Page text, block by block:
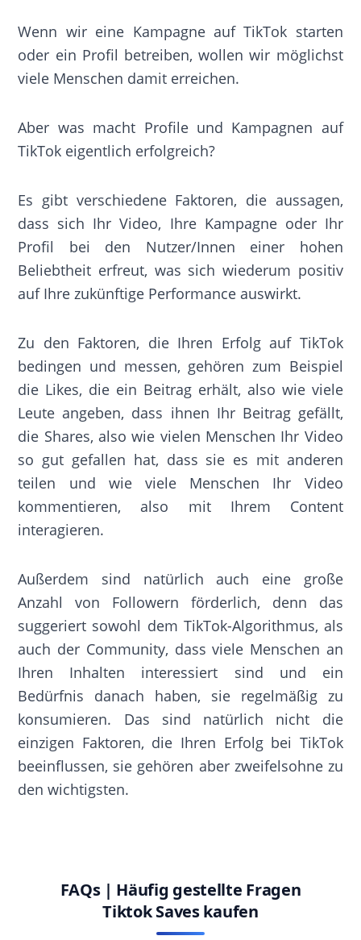
Wenn wir eine Kampagne auf TikTok starten
oder ein Profil betreiben, wollen wir möglichst
viele Menschen damit erreichen.
Aber was macht Profile und Kampagnen auf
TikTok eigentlich erfolgreich?
Es gibt verschiedene Faktoren, die aussagen,
dass sich Ihr Video, Ihre Kampagne oder Ihr
Profil bei den Nutzer/Innen einer hohen
Beliebtheit erfreut, was sich wiederum positiv
auf Ihre zukünftige Performance auswirkt.
Zu den Faktoren, die Ihren Erfolg auf TikTok
bedingen und messen, gehören zum Beispiel
die Likes, die ein Beitrag erhält, also wie viele
Leute angeben, dass ihnen Ihr Beitrag gefällt,
die Shares, also wie vielen Menschen Ihr Video
so gut gefallen hat, dass sie es mit anderen
teilen und wie viele Menschen Ihr Video
kommentieren, also mit Ihrem Content
interagieren.
Außerdem sind natürlich auch eine große
Anzahl von Followern förderlich, denn das
suggeriert sowohl dem TikTok-Algorithmus, als
auch der Community, dass viele Menschen an
Ihren Inhalten interessiert sind und ein
Bedürfnis danach haben, sie regelmäßig zu
konsumieren. Das sind natürlich nicht die
einzigen Faktoren, die Ihren Erfolg bei TikTok
beeinflussen, sie gehören aber zweifelsohne zu
den wichtigsten.
FAQs | Häufig gestellte Fragen
Tiktok Saves kaufen